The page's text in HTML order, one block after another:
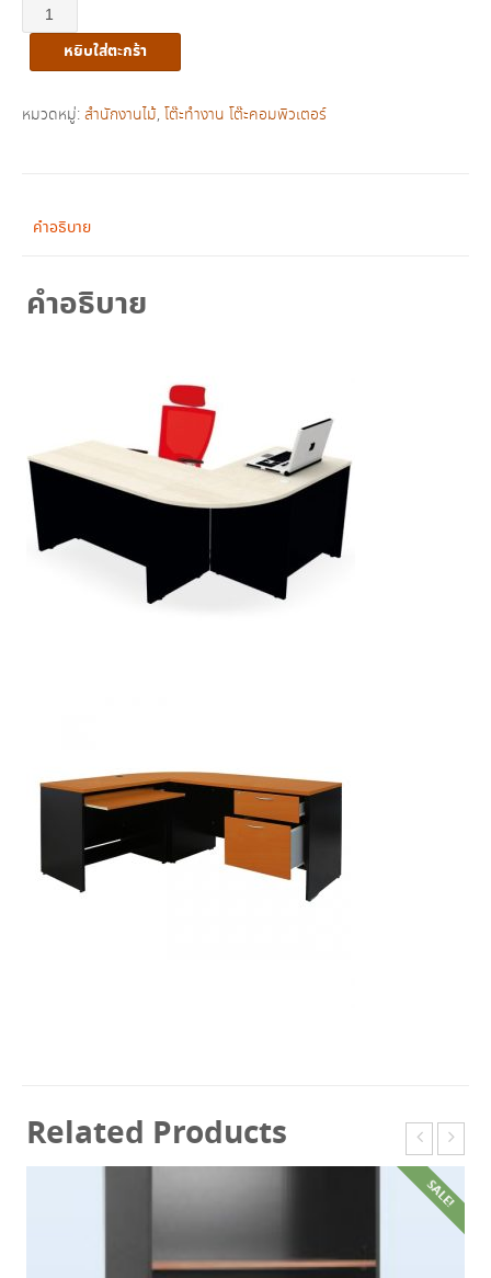
จำนวน
ชุด
เข้า
S2
หยิบใส่ตะกร้า
หมวดหมู่: สำนักงานไม้, โต๊ะทำงาน โต๊ะคอมพิวเตอร์
คำอธิบาย
คำอธิบาย
Related Products
SALE!